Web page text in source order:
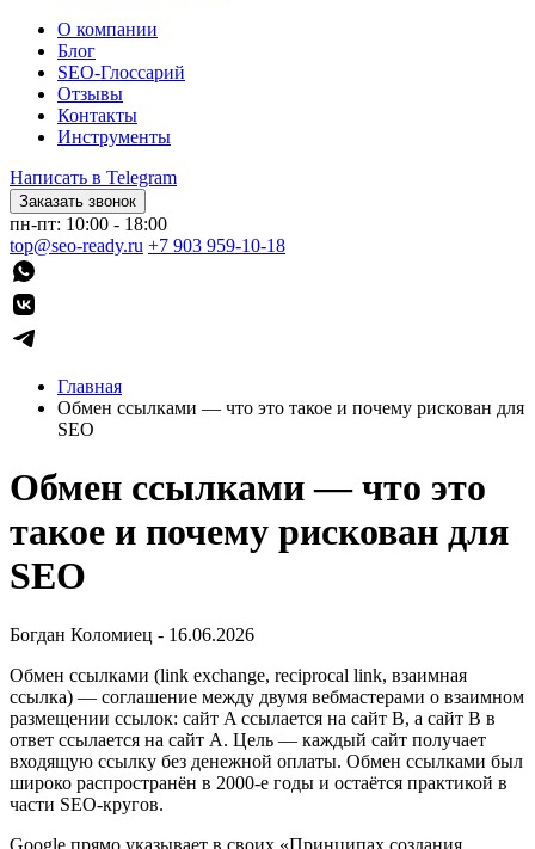
О компании
Блог
SEO-Глоссарий
Отзывы
Контакты
Инструменты
Написать в Telegram
Заказать звонок
пн-пт: 10:00 - 18:00
top@seo-ready.ru +7 903 959-10-18
Главная
Обмен ссылками — что это такое и почему рискован для
SEO
Обмен ссылками — что это
такое и почему рискован для
SEO
Богдан Коломиец - 16.06.2026
Обмен ссылками (link exchange, reciprocal link, взаимная
ссылка) — соглашение между двумя вебмастерами о взаимном
размещении ссылок: сайт A ссылается на сайт B, а сайт B в
ответ ссылается на сайт A. Цель — каждый сайт получает
входящую ссылку без денежной оплаты. Обмен ссылками был
широко распространён в 2000-е годы и остаётся практикой в
части SEO-кругов.
Google прямо указывает в своих «Принципах создания